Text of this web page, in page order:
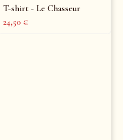
T-shirt - Le Chasseur
24,50 €